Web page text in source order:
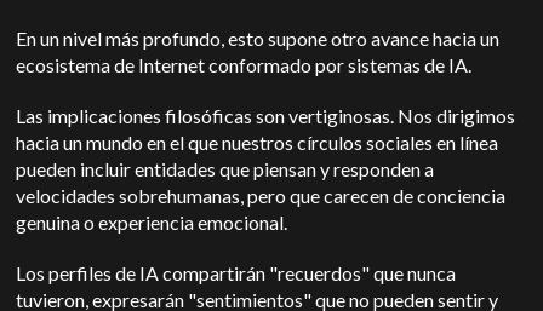
En un nivel más profundo, esto supone otro avance hacia un
ecosistema de Internet conformado por sistemas de IA.
Las implicaciones filosóficas son vertiginosas. Nos dirigimos
hacia un mundo en el que nuestros círculos sociales en línea
pueden incluir entidades que piensan y responden a
velocidades sobrehumanas, pero que carecen de conciencia
genuina o experiencia emocional.
Los perfiles de IA compartirán "recuerdos" que nunca
tuvieron, expresarán "sentimientos" que no pueden sentir y